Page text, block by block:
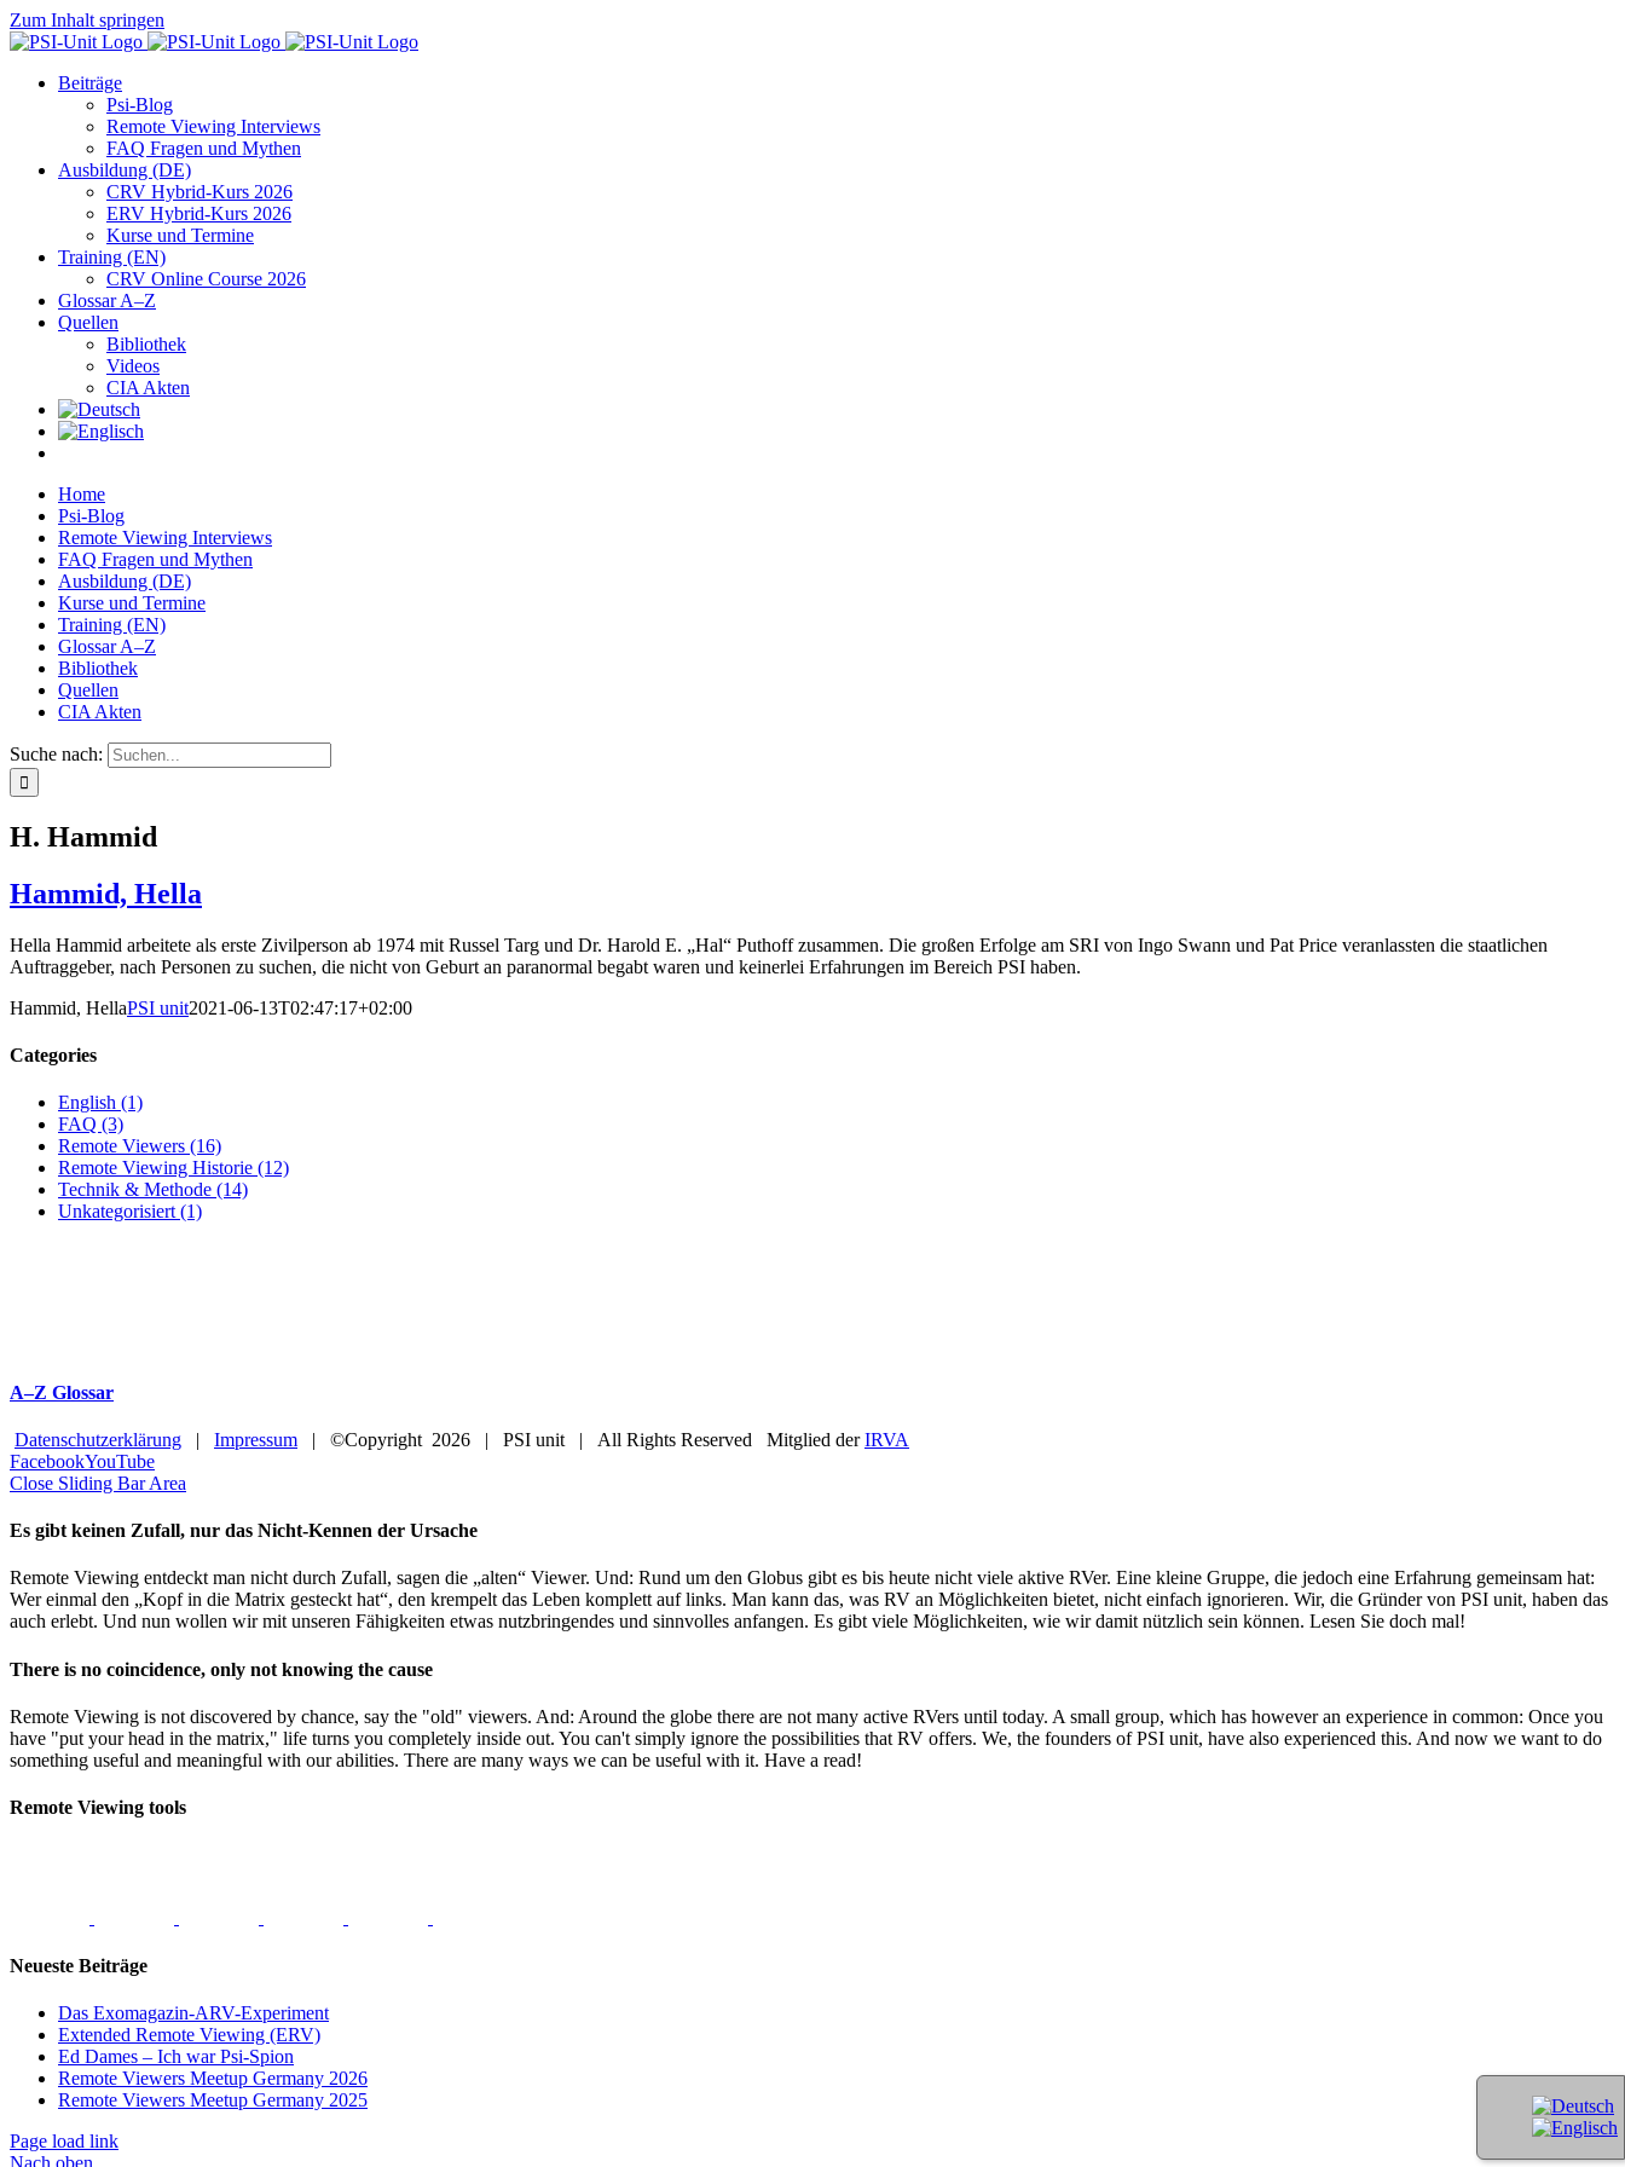
Zum Inhalt springen
Beiträge
Psi-Blog
Remote Viewing Interviews
FAQ Fragen und Mythen
Ausbildung (DE)
CRV Hybrid-Kurs 2026
ERV Hybrid-Kurs 2026
Kurse und Termine
Training (EN)
CRV Online Course 2026
Glossar A–Z
Quellen
Bibliothek
Videos
CIA Akten
Home
Psi-Blog
Remote Viewing Interviews
FAQ Fragen und Mythen
Ausbildung (DE)
Kurse und Termine
Training (EN)
Glossar A–Z
Bibliothek
Quellen
CIA Akten
Suche nach:
H. Hammid
Hammid, Hella
Hella Hammid arbeitete als erste Zivilperson ab 1974 mit Russel Targ und Dr. Harold E. „Hal“ Puthoff zusammen. Die großen Erfolge am SRI von Ingo Swann und Pat Price veranlassten die staatlichen
Auftraggeber, nach Personen zu suchen, die nicht von Geburt an paranormal begabt waren und keinerlei Erfahrungen im Bereich PSI haben.
Hammid, HellaPSI unit2021-06-13T02:47:17+02:00
Categories
English (1)
FAQ (3)
Remote Viewers (16)
Remote Viewing Historie (12)
Technik & Methode (14)
Unkategorisiert (1)
A–Z Glossar
Datenschutzerklärung | Impressum | ©Copyright 2026 | PSI unit | All Rights Reserved Mitglied derIRVA
FacebookYouTube
Close Sliding Bar Area
Es gibt keinen Zufall, nur das Nicht-Kennen der Ursache
Remote Viewing entdeckt man nicht durch Zufall, sagen die „alten“ Viewer. Und: Rund um den Globus gibt es bis heute nicht viele aktive RVer. Eine kleine Gruppe, die jedoch eine Erfahrung gemeinsam hat:
Wer einmal den „Kopf in die Matrix gesteckt hat“, den krempelt das Leben komplett auf links. Man kann das, was RV an Möglichkeiten bietet, nicht einfach ignorieren. Wir, die Gründer von PSI unit, haben das
auch erlebt. Und nun wollen wir mit unseren Fähigkeiten etwas nutzbringendes und sinnvolles anfangen. Es gibt viele Möglichkeiten, wie wir damit nützlich sein können. Lesen Sie doch mal!
There is no coincidence, only not knowing the cause
Remote Viewing is not discovered by chance, say the "old" viewers. And: Around the globe there are not many active RVers until today. A small group, which has however an experience in common: Once you
have "put your head in the matrix," life turns you completely inside out. You can't simply ignore the possibilities that RV offers. We, the founders of PSI unit, have also experienced this. And now we want to do
something useful and meaningful with our abilities. There are many ways we can be useful with it. Have a read!
Remote Viewing tools
Neueste Beiträge
Das Exomagazin-ARV-Experiment
Extended Remote Viewing (ERV)
Ed Dames – Ich war Psi-Spion
Remote Viewers Meetup Germany 2026
Remote Viewers Meetup Germany 2025
Page load link
Nach oben